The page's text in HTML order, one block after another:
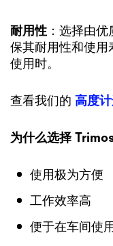
耐用性 ：选择由
保其耐用性和使用
使用时。
查看我们的 高度
为什么选择
使用极为方便
工作效率高
便于在车间使用